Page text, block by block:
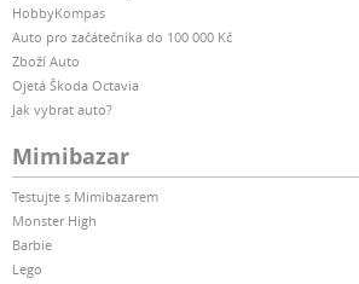
HobbyKompas
Auto pro začátečníka do 100 000 Kč
Zboží Auto
Ojetá Škoda Octavia
Jak vybrat auto?
Mimibazar
Testujte s Mimibazarem
Monster High
Barbie
Lego